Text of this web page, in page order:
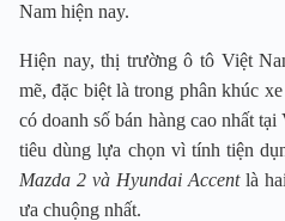
Nam hiện nay.
Hiện nay, thị trường ô tô Việt
mẽ, đặc biệt là trong phân khúc
có doanh số bán hàng cao nhất
tiêu dùng lựa chọn vì tính tiện
Mazda 2 và Hyundai Accentlà
ưa chuộng nhất.